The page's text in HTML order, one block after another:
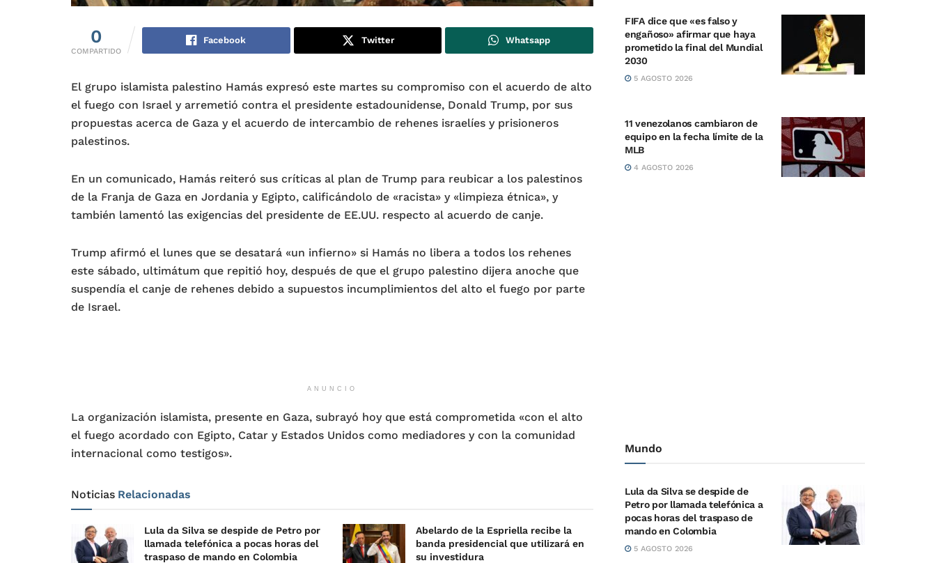
0
COMPARTIDO
Facebook Twitter Whatsapp
El grupo islamista palestino Hamás expresó este martes su compromiso con el acuerdo de alto
el fuego con Israel y arremetió contra el presidente estadounidense, Donald Trump, por sus
propuestas acerca de Gaza y el acuerdo de intercambio de rehenes israelíes y prisioneros
palestinos.
En un comunicado, Hamás reiteró sus críticas al plan de Trump para reubicar a los palestinos
de la Franja de Gaza en Jordania y Egipto, calificándolo de «racista» y «limpieza étnica», y
también lamentó las exigencias del presidente de EE.UU. respecto al acuerdo de canje.
Trump afirmó el lunes que se desatará «un infierno» si Hamás no libera a todos los rehenes
este sábado, ultimátum que repitió hoy, después de que el grupo palestino dijera anoche que
suspendía el canje de rehenes debido a supuestos incumplimientos del alto el fuego por parte
de Israel.
ANUNCIO
La organización islamista, presente en Gaza, subrayó hoy que está comprometida «con el alto
el fuego acordado con Egipto, Catar y Estados Unidos como mediadores y con la comunidad
internacional como testigos».
Noticias Relacionadas
Lula da Silva se despide de Petro por
llamada telefónica a pocas horas del
traspaso de mando en Colombia
Abelardo de la Espriella recibe la
banda presidencial que utilizará en
su investidura
FIFA dice que «es falso y
engañoso» afirmar que haya
prometido la final del Mundial
2030
5 AGOSTO 2026
11 venezolanos cambiaron de
equipo en la fecha límite de la
MLB
4 AGOSTO 2026
Mundo
Lula da Silva se despide de
Petro por llamada telefónica a
pocas horas del traspaso de
mando en Colombia
5 AGOSTO 2026